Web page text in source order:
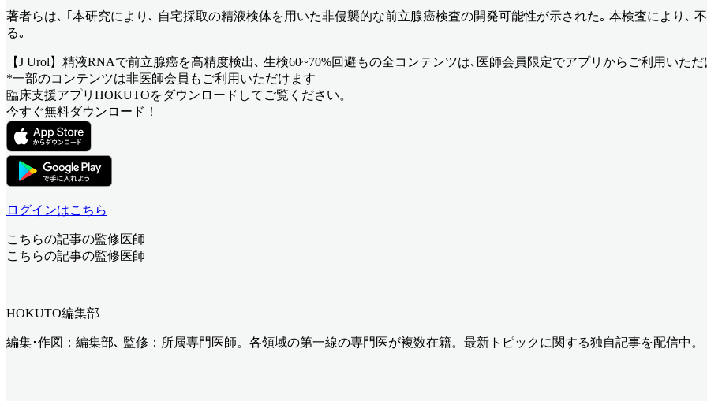
著者らは､ ｢本研究により､ 自宅採取の精液検体を用いた非侵襲的な前立腺癌検査の開発可能性が示された｡ 本検査により､
る｡
【J Urol】精液RNAで前立腺癌を高精度検出､ 生検60~70%回避もの全コンテンツは､医師会員限定でアプリからご利用いただ
*一部のコンテンツは非医師会員もご利用いただけます
臨床支援アプリHOKUTOをダウンロードしてご覧ください。
今すぐ無料ダウンロード！
ログインはこちら
こちらの記事の監修医師
こちらの記事の監修医師
HOKUTO編集部
編集･作図：編集部､ 監修：所属専門医師。各領域の第一線の専門医が複数在籍。最新トピックに関する独自記事を配信中。